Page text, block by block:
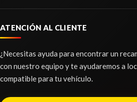
NISSAN JUKE (F15) ACENTA
91,58 €
BRAZO SUSPENSION
BRAZO SUSPENSION
usado.
NISSAN JUKE (F15) ACENTA
ATENCIÓN AL CLIENTE
¿Necesitas ayuda para encontrar un
con nuestro equipo y te ayudaremos a
compatible para tu vehículo.